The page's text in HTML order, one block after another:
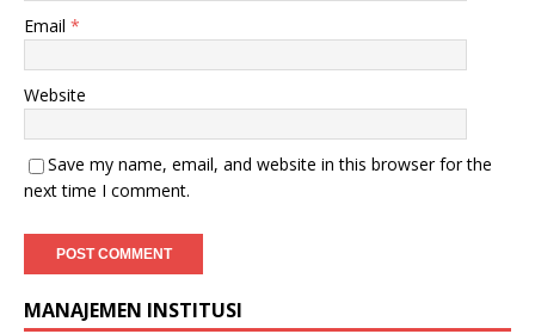
Email *
Website
Save my name, email, and website in this browser for the
next time I comment.
MANAJEMEN INSTITUSI